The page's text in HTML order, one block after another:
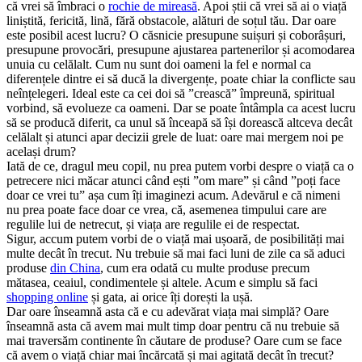
că vrei să îmbraci o rochie de mireasă. Apoi știi că vrei să ai o viață
liniștită, fericită, lină, fără obstacole, alături de soțul tău. Dar oare
este posibil acest lucru? O căsnicie presupune suișuri și coborâșuri,
presupune provocări, presupune ajustarea partenerilor și acomodarea
unuia cu celălalt. Cum nu sunt doi oameni la fel e normal ca
diferențele dintre ei să ducă la divergențe, poate chiar la conflicte sau
neînțelegeri. Ideal este ca cei doi să ”crească” împreună, spiritual
vorbind, să evolueze ca oameni. Dar se poate întâmpla ca acest lucru
să se producă diferit, ca unul să înceapă să își dorească altceva decât
celălalt și atunci apar decizii grele de luat: oare mai mergem noi pe
același drum?
Iată de ce, dragul meu copil, nu prea putem vorbi despre o viață ca o
petrecere nici măcar atunci când ești ”om mare” și când ”poți face
doar ce vrei tu” așa cum îți imaginezi acum. Adevărul e că nimeni
nu prea poate face doar ce vrea, că, asemenea timpului care are
regulile lui de netrecut, și viața are regulile ei de respectat.
Sigur, accum putem vorbi de o viață mai ușoară, de posibilități mai
multe decât în trecut. Nu trebuie să mai faci luni de zile ca să aduci
produse din China, cum era odată cu multe produse precum
mătasea, ceaiul, condimentele și altele. Acum e simplu să faci
shopping online și gata, ai orice îți dorești la ușă.
Dar oare înseamnă asta că e cu adevărat viața mai simplă? Oare
înseamnă asta că avem mai mult timp doar pentru că nu trebuie să
mai traversăm continente în căutare de produse? Oare cum se face
că avem o viață chiar mai încărcată și mai agitată decât în trecut?